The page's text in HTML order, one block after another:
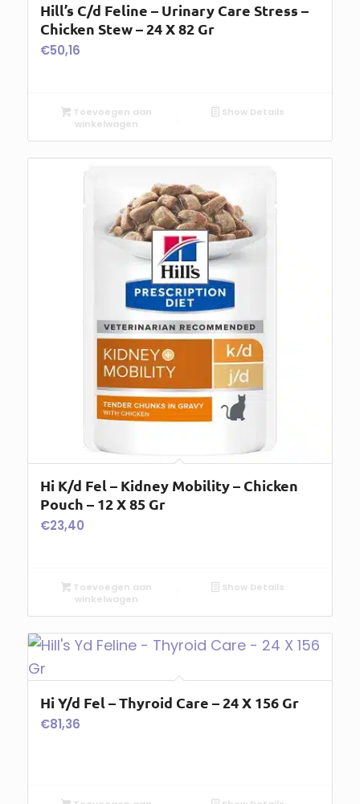
Hill’s C/d Feline – Urinary Care Stress –
Chicken Stew – 24 X 82 Gr
€50,16
Toevoegen aan
winkelwagen
Show Details
Hi K/d Fel – Kidney Mobility – Chicken
Pouch – 12 X 85 Gr
€23,40
Toevoegen aan
winkelwagen
Show Details
Hi Y/d Fel – Thyroid Care – 24 X 156 Gr
€81,36